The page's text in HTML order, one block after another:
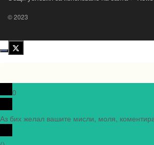
© 2023
0
Аз бих желал вашите мисли, моля,